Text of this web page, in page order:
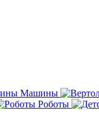
Машины
Роботы